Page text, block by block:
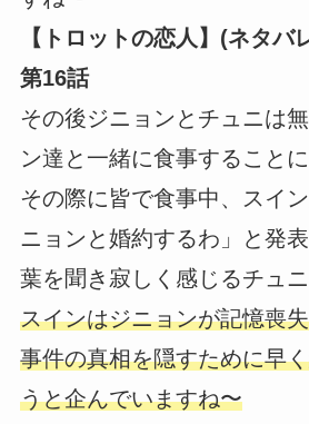
【トロットの恋人】(ネタバ
第16話
その後ジニョンとチュニは
ン達と一緒に食事することに
その際に皆で食事中、スイ
ニョンと婚約するわ」と発
葉を聞き寂しく感じるチュニ
スインはジニョンが記憶喪
事件の真相を隠すために早
うと企んでいますね〜